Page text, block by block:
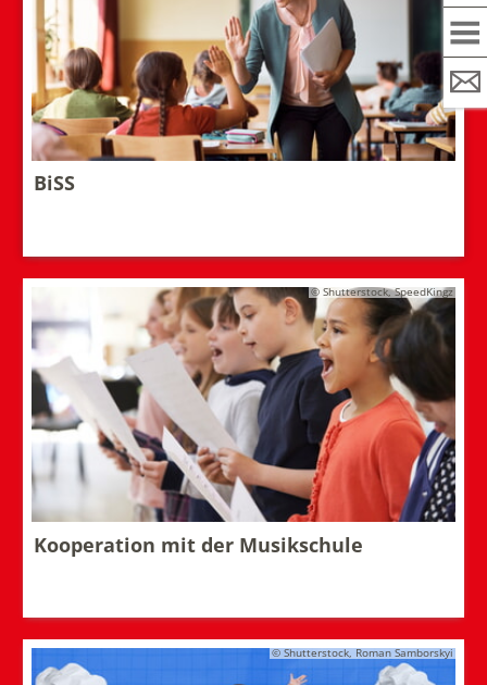
BiSS
Kooperation mit der Musikschule
© Shutterstock, SpeedKingz
© Shutterstock, Roman Samborskyi